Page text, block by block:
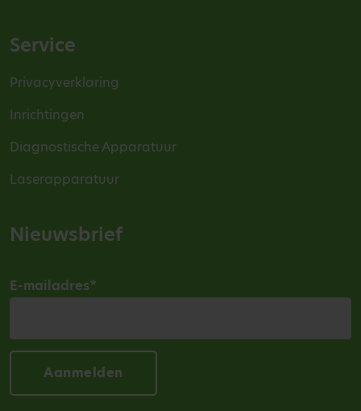
Service
Privacyverklaring
Inrichtingen
Diagnostische Apparatuur
Laserapparatuur
Nieuwsbrief
E-mailadres*